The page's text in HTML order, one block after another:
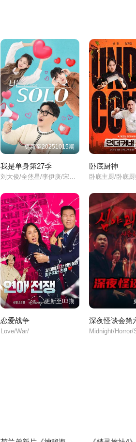
更新至20251015期
我是单身第27季
刘大俊/全烋星/李伊庚/宋海娜/
卧底厨神
更新至03期
恋爱战争
Love/War/
深夜怪谈会第